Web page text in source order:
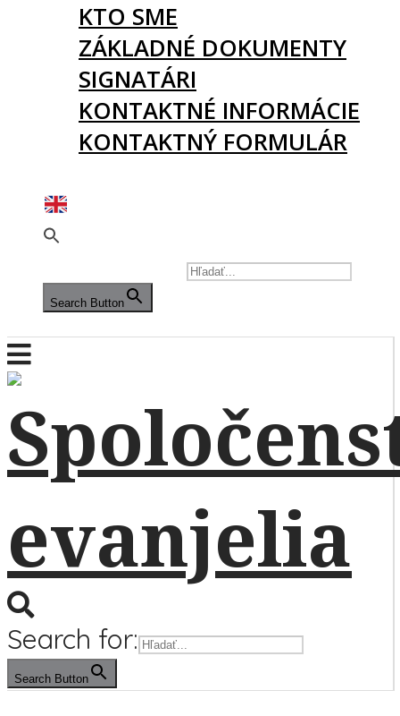
KTO SME
ZÁKLADNÉ DOKUMENTY
SIGNATÁRI
KONTAKTNÉ INFORMÁCIE
KONTAKTNÝ FORMULÁR
Search Button
Search for:
Search Button